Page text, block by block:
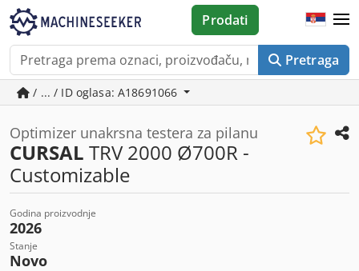
Pretraga
Prodati
/ ... / ID oglasa: A18691066
Optimizer unakrsna testera za pilanu
CURSAL TRV 2000 Ø700R -
Customizable
Godina proizvodnje
2026
Stanje
Novo